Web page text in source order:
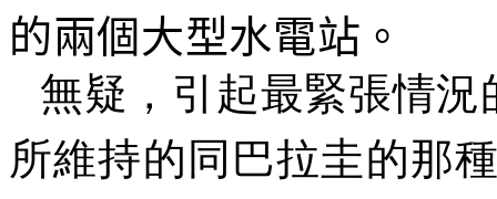
的兩個大型水電站。
無疑，引起最緊張情況
所維持的同巴拉圭的那